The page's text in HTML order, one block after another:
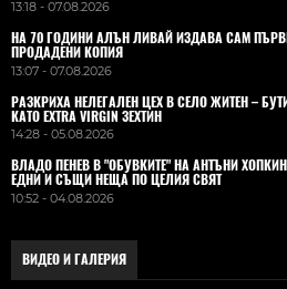
13:18 - 07.08.2026
НА 70 ГОДИНИ АЛЪН ЛИВАЙ ИЗДАВА САМ
ПРОДАДЕНИ КОПИЯ
13:07 - 07.08.2026
РАЗКРИХА НЕЛЕГАЛЕН ЦЕХ В СЕЛО ЖИТЕН –
КАТО EXTRA VIRGIN ЗЕХТИН
14:28 - 05.08.2026
ВЛАДO ПЕНЕВ В "ОБУВКИТЕ" НА АНТЪНИ
ЕДНИ И СЪЩИ НЕЩА ПО ЦЕЛИЯ СВЯТ
10:52 - 04.08.2026
ВИДЕО И ГАЛЕРИЯ